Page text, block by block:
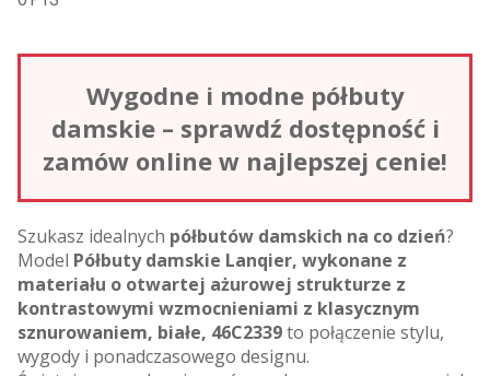
Wygodne i modne półbuty
damskie – sprawdź dostępność i
zamów online w najlepszej cenie!
Szukasz idealnych półbutów damskich na co dzień?
Model Półbuty damskie Lanqier, wykonane z
materiału o otwartej ażurowej strukturze z
kontrastowymi wzmocnieniami z klasycznym
sznurowaniem, białe, 46C2339to połączenie stylu,
wygody i ponadczasowego designu.